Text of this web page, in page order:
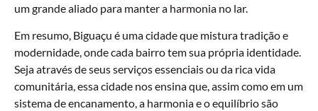
um grande aliado para manter a harmonia no lar.
Em resumo, Biguaçu é uma cidade que mistura tradição e
modernidade, onde cada bairro tem sua própria identidade.
Seja através de seus serviços essenciais ou da rica vida
comunitária, essa cidade nos ensina que, assim como em um
sistema de encanamento, a harmonia e o equilíbrio são